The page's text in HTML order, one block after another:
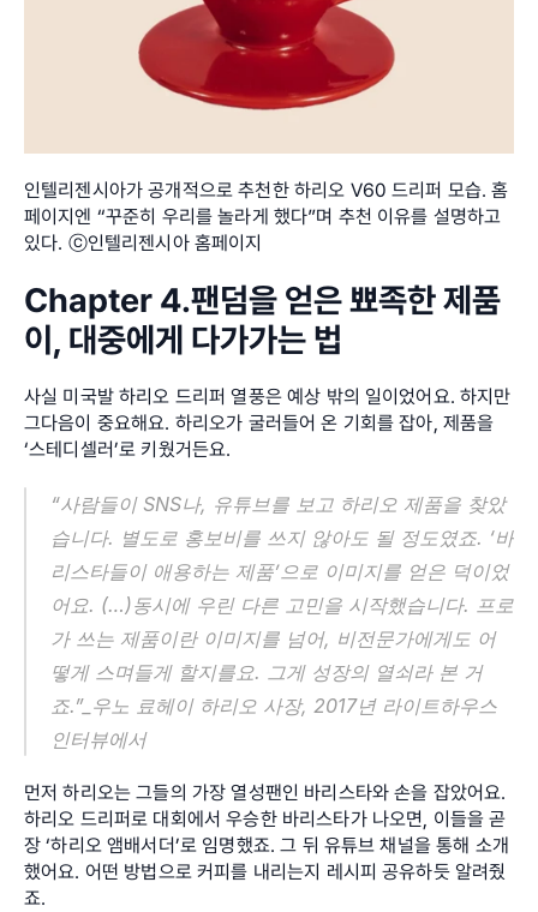
인텔리젠시아가 공개적으로 추천한 하리오 V60 드리퍼 모습. 홈
페이지엔 “꾸준히 우리를 놀라게 했다”며 추천 이유를 설명하고
있다. ⓒ인텔리젠시아 홈페이지
Chapter 4.팬덤을 얻은 뾰족한 제품
이, 대중에게 다가가는 법
사실 미국발 하리오 드리퍼 열풍은 예상 밖의 일이었어요. 하지만
그다음이 중요해요. 하리오가 굴러들어 온 기회를 잡아, 제품을
‘스테디셀러’로 키웠거든요.
“사람들이 SNS나, 유튜브를 보고 하리오 제품을 찾았
습니다. 별도로 홍보비를 쓰지 않아도 될 정도였죠. ‘바
리스타들이 애용하는 제품’으로 이미지를 얻은 덕이었
어요. (…)동시에 우린 다른 고민을 시작했습니다. 프로
가 쓰는 제품이란 이미지를 넘어, 비전문가에게도 어
떻게 스며들게 할지를요. 그게 성장의 열쇠라 본 거
죠.”_우노 료헤이 하리오 사장, 2017년 라이트하우스
인터뷰에서
먼저 하리오는 그들의 가장 열성팬인 바리스타와 손을 잡았어요.
하리오 드리퍼로 대회에서 우승한 바리스타가 나오면, 이들을 곧
장 ‘하리오 앰배서더’로 임명했죠. 그 뒤 유튜브 채널을 통해 소개
했어요. 어떤 방법으로 커피를 내리는지 레시피 공유하듯 알려줬
죠.